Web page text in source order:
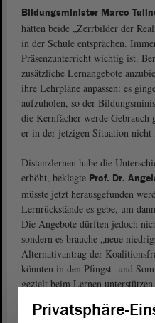
Bildungsminister Marco
hätten beide „Zerrbilder der
in der Schule entsprächen.
Präsenzunterricht wichtig ist.
zusätzliche Lernangebote
ihre Lehrpläne anpassen: es
aufzuholen, so der
die Kernfächer werde Gebrauch
er in der jetzigen Situation nicht
Distanzlernen habe die
erhöht, beklagte Prof. Dr.
müsste jetzt herausgefunden
Lernrückstände es gebe, um
Die Angebote dürften jedoch
sondern es brauche „neue
Alternativantrag der
könnten in den Pfingst- und
gezielt beim Lernen unterstützen.
Ausreichend
Privatsphäre-